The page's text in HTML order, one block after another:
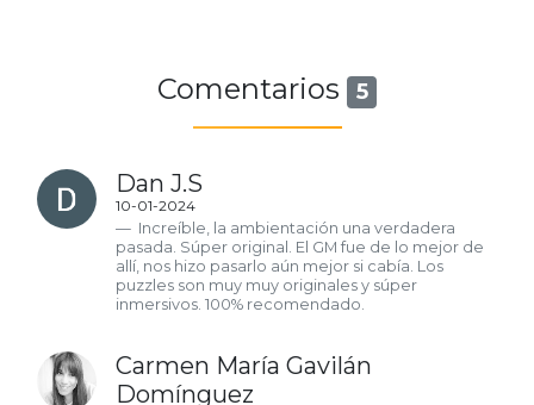
Comentarios 5
Dan J.S
10-01-2024
Increíble, la ambientación una verdadera
pasada. Súper original. El GM fue de lo mejor de
allí, nos hizo pasarlo aún mejor si cabía. Los
puzzles son muy muy originales y súper
inmersivos. 100% recomendado.
Carmen María Gavilán
Domínguez